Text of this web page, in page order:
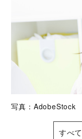
写真：AdobeStock
すべ